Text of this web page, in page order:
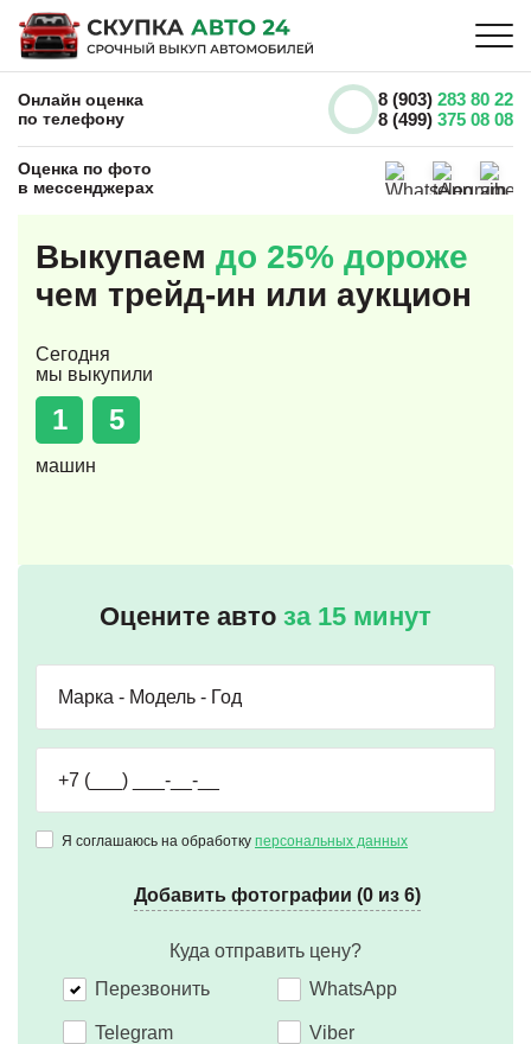
Онлайн оценка
по телефону
8 (903) 283 80 22
8 (499) 375 08 08
Оценка по фото
в мессенджерах
Выкупаем до 25% дороже
чем трейд-ин или аукцион
Сегодня
мы выкупили
1 5
машин
Оцените авто за 15 минут
Я соглашаюсь на обработку персональных данных
Добавить фотографии (0 из 6)
Куда отправить цену?
Перезвонить
WhatsApp
Telegram Viber